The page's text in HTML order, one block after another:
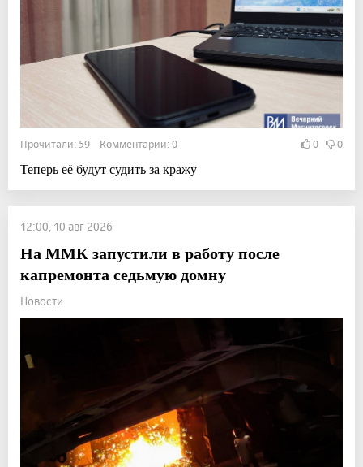
Прочитали: 59 Комментарии: 0 0 0
Теперь её будут судить за кражу
12:00, 10 авг 2026
На ММК запустили в работу после
капремонта седьмую домну
Новости